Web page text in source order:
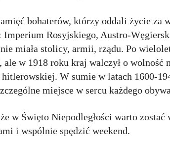
bohaterów, którzy oddali życie
Rosyjskiego, Austro-
miała stolicy, armii, rządu. Po
ale w 1918 roku kraj walczył o
W sumie w latach 1600-
miejsce w sercu każdego
w Święto Niepodległości warto
i wspólnie spędzić weekend.